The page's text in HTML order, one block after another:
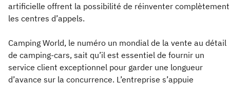
artificielle offrent la possibilité de réinventer complètement
les centres d’appels.
Camping World, le numéro un mondial de la vente au détail
de camping-cars, sait qu’il est essentiel de fournir un
service client exceptionnel pour garder une longueur
d’avance sur la concurrence. L’entreprise s’appuie